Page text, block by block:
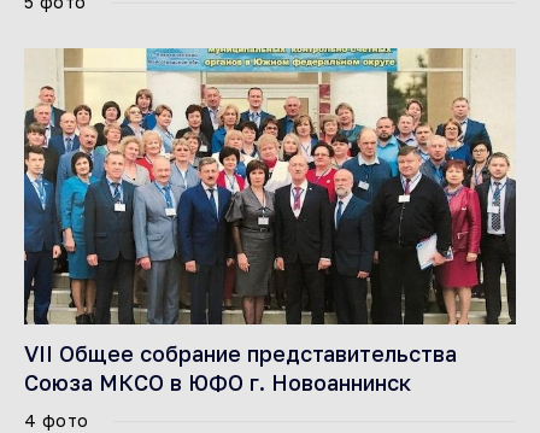
VII Общее собрание представительства
Союза МКСО в ЮФО г. Новоаннинск
4 фото